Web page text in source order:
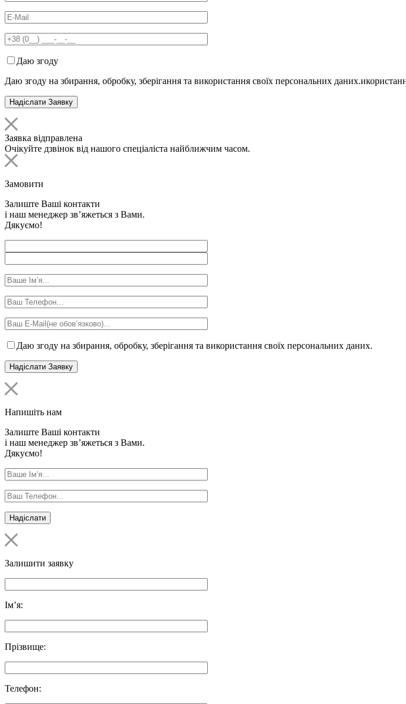
Даю згоду
Даю згоду на збирання, обробку, зберігання та використання своїх персональних
Заявка відправлена
Очікуйте дзвінок від нашого спеціаліста найближчим часом.
Замовити
Залиште Ваші контакти
і наш менеджер зв’яжеться з Вами.
Дякуємо!
Даю згоду на збирання, обробку, зберігання та використання своїх персональних даних.
Напишіть нам
Залиште Ваші контакти
і наш менеджер зв’яжеться з Вами.
Дякуємо!
Залишити заявку
Ім’я:
Прізвище:
Телефон: